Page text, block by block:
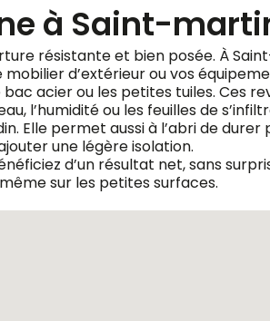
à Saint-
résistante et bien posée. À
d’extérieur ou vos
acier ou les petites tuiles. Ces
l’humidité ou les feuilles de
Elle permet aussi à l’abri de
une légère isolation.
d’un résultat net, sans
sur les petites surfaces.